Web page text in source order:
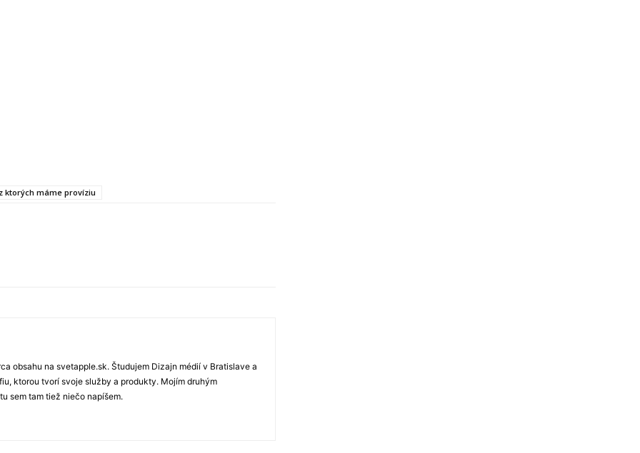
ktorých máme províziu
obsahu na svetapple.sk. Študujem Dizajn médií v Bratislave a
ktorou tvorí svoje služby a produkty. Mojím druhým
sem tam tiež niečo napíšem.